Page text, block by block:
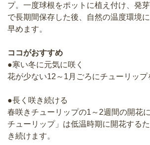
プ。一度球根をポットに植え付け、発
で長期間保存した後、自然の温度環境
早めます。
ココがおすすめ
●寒い冬に元気に咲く
花が少ない12～1月ごろにチューリップ
●長く咲き続ける
春咲きチューリップの1～2週間の開花
チューリップ」は低温時期に開花する
き続けます。